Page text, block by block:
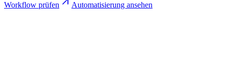
Workflow prüfen Automatisierung ansehen